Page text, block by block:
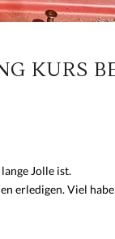
KURS
Jolle ist.
erledigen. Viel habe